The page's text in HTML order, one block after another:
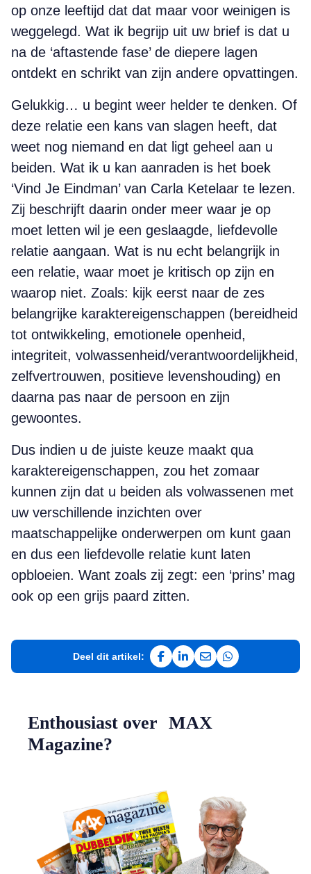
op onze leeftijd dat dat maar voor weinigen is
weggelegd. Wat ik begrijp uit uw brief is dat u
na de ‘aftastende fase’ de diepere lagen
ontdekt en schrikt van zijn andere opvattingen.
Gelukkig… u begint weer helder te denken. Of
deze relatie een kans van slagen heeft, dat
weet nog niemand en dat ligt geheel aan u
beiden. Wat ik u kan aanraden is het boek
‘Vind Je Eindman’ van Carla Ketelaar te lezen.
Zij beschrijft daarin onder meer waar je op
moet letten wil je een geslaagde, liefdevolle
relatie aangaan. Wat is nu echt belangrijk in
een relatie, waar moet je kritisch op zijn en
waarop niet. Zoals: kijk eerst naar de zes
belangrijke karaktereigenschappen (bereidheid
tot ontwikkeling, emotionele openheid,
integriteit, volwassenheid/verantwoordelijkheid,
zelfvertrouwen, positieve levenshouding) en
daarna pas naar de persoon en zijn
gewoontes.
Dus indien u de juiste keuze maakt qua
karaktereigenschappen, zou het zomaar
kunnen zijn dat u beiden als volwassenen met
uw verschillende inzichten over
maatschappelijke onderwerpen om kunt gaan
en dus een liefdevolle relatie kunt laten
opbloeien. Want zoals zij zegt: een ‘prins’ mag
ook op een grijs paard zitten.
Deel dit artikel:
Deel op Facebook
Deel op LinkedIn
Deel via e-mail
Deel via
Enthousiast over MAX
Magazine?